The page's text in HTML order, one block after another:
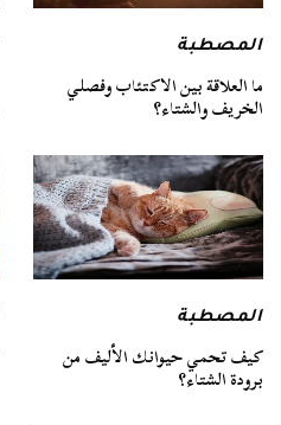
المصطبة
ما العلاقة بين الاكتئاب وفصلي
الخريف والشتاء؟
المصطبة
كيف تحمي حيوانك الأليف من
برودة الشتاء؟